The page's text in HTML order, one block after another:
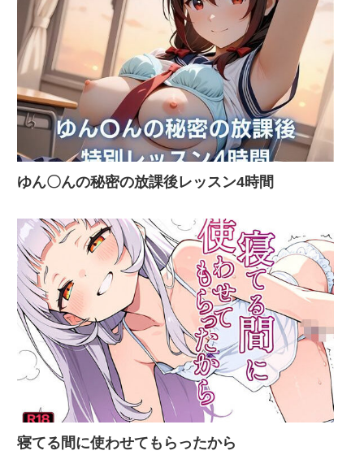
ゆん〇んの秘密の放課後レッスン4時間
寝てる間に使わせてもらったから